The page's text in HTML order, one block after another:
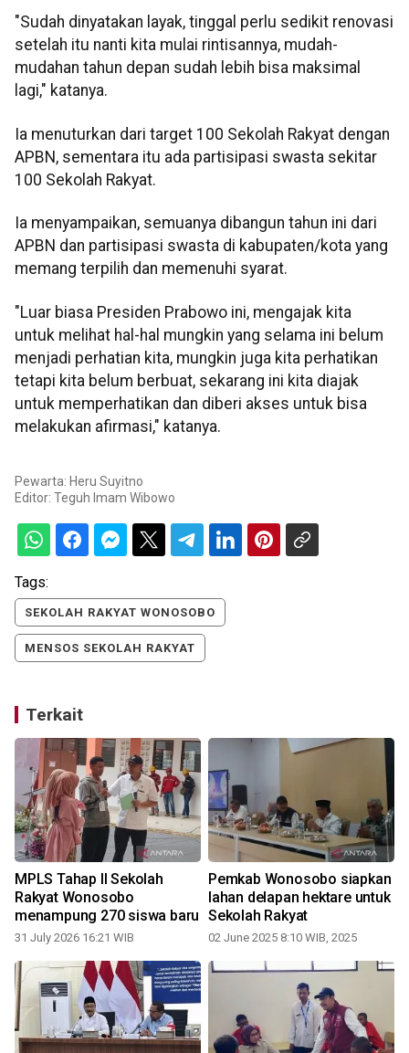
"Sudah dinyatakan layak, tinggal perlu sedikit renovasi
setelah itu nanti kita mulai rintisannya, mudah-
mudahan tahun depan sudah lebih bisa maksimal
lagi," katanya.
Ia menuturkan dari target 100 Sekolah Rakyat dengan
APBN, sementara itu ada partisipasi swasta sekitar
100 Sekolah Rakyat.
Ia menyampaikan, semuanya dibangun tahun ini dari
APBN dan partisipasi swasta di kabupaten/kota yang
memang terpilih dan memenuhi syarat.
"Luar biasa Presiden Prabowo ini, mengajak kita
untuk melihat hal-hal mungkin yang selama ini belum
menjadi perhatian kita, mungkin juga kita perhatikan
tetapi kita belum berbuat, sekarang ini kita diajak
untuk memperhatikan dan diberi akses untuk bisa
melakukan afirmasi," katanya.
Pewarta: Heru Suyitno
Editor: Teguh Imam Wibowo
Tags:
SEKOLAH RAKYAT WONOSOBO
MENSOS SEKOLAH RAKYAT
Terkait
MPLS Tahap II Sekolah
Rakyat Wonosobo
menampung 270 siswa baru
31 July 2026 16:21 WIB
Pemkab Wonosobo siapkan
lahan delapan hektare untuk
Sekolah Rakyat
02 June 2025 8:10 WIB, 2025